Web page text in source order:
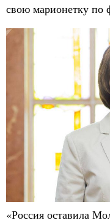
свою марионетку
«Россия оставила